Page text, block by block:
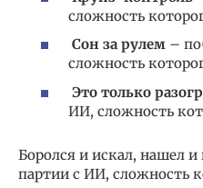
сложность
Сон за рулем –
сложность
Это только
ИИ, сложность
Боролся и искал, нашел и
партии с ИИ, сложность